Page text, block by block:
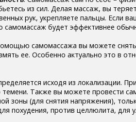
из сил. Делая массаж, вы
рук, укрепляете пальцы. Если
будет эффективнее
самомассажа вы можете
ее. Особенно актуально это в
исходя из локализации.
Также вы можете провести
зоны (для снятия напряжения),
похудения, против целлюлита, для